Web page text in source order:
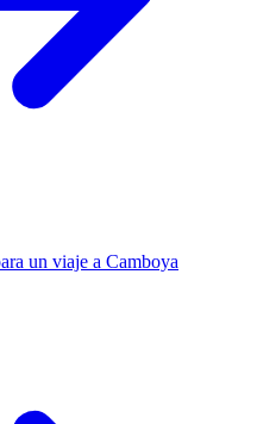
un viaje a Camboya